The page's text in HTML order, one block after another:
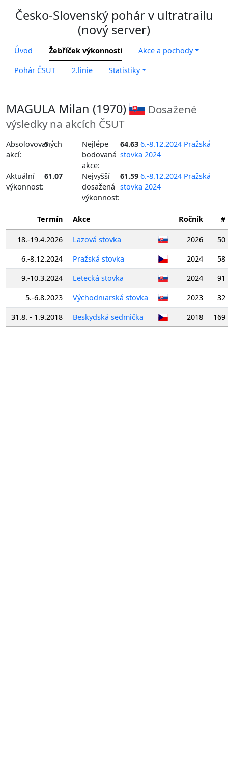
Česko-Slovenský pohár v ultratrailu
(nový server)
Úvod Žebříček výkonnosti Akce a pochody
Pohár ČSUT 2.linie Statistiky
MAGULA Milan (1970)
Dosažené
výsledky na akcích ČSUT
Absolovovaných
akcí:
5
Nejlépe
bodovaná
akce:
64.63 6.-8.12.2024 Pražská
stovka 2024
Aktuální
výkonnost:
61.07
Nejvyšší
dosažená
výkonnost:
61.59 6.-8.12.2024 Pražská
stovka 2024
Termín Akce Ročník #
18.-19.4.2026 Lazová stovka 2026
50
6.-8.12.2024
Pražská stovka 2024
58
9.-10.3.2024
Letecká stovka 2024
91
5.-6.8.2023
Východniarská stovka 2023
32
31.8. - 1.9.2018
Beskydská sedmička 2018 169